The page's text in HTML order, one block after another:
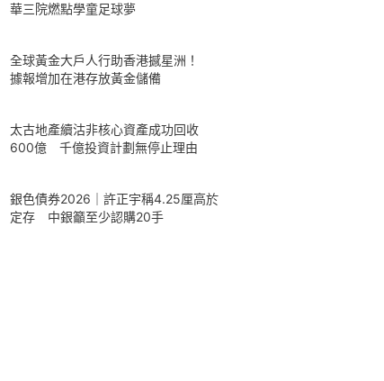
華三院燃點學童足球夢
全球黃金大戶人行助香港撼星洲！
據報增加在港存放黃金儲備
太古地產續沽非核心資產成功回收
600億 千億投資計劃無停止理由
銀色債券2026｜許正宇稱4.25厘高於
定存 中銀籲至少認購20手